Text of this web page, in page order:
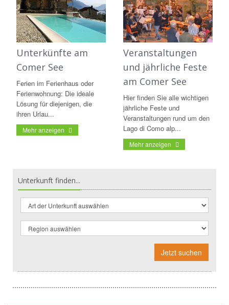
Unterkünfte am
Comer See
Ferien im Ferienhaus oder
Ferienwohnung: Die ideale
Lösung für diejenigen, die
ihren Urlau...
Mehr anzeigen
Veranstaltungen
und jährliche Feste
am Comer See
Hier finden Sie alle wichtigen
jährliche Feste und
Veranstaltungen rund um den
Lago di Como alp...
Mehr anzeigen
Unterkunft finden...
Jetzt suchen